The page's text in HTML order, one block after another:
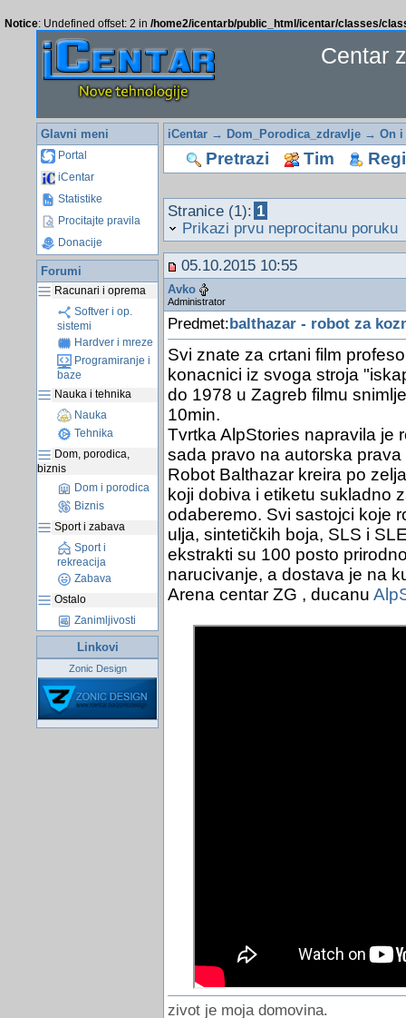
Notice: Undefined offset: 2 in /home2/icentarb/public_html/icentar/classes/
Centar
Glavni meni
Portal
iCentar
Statistike
Procitajte pravila
Donacije
Forumi
Racunari i oprema
Softver i op.
sistemi
Hardver i mreze
Programiranje i
baze
Nauka i tehnika
Nauka
Tehnika
Dom, porodica,
biznis
Dom i porodica
Biznis
Sport i zabava
Sport i
rekreacija
Zabava
Ostalo
Zanimljivosti
Linkovi
Zonic Design
iCentar→ Dom_Porodica_zdravlje→ On i
Pretrazi Tim
Stranice (1): 1
Prikazi prvu neprocitanu poruku
05.10.2015 10:55
Avko
Administrator
Predmet: balthazar - robot za
Svi znate za crtani film
konacnici iz svoga stroja
do 1978 u Zagreb filmu
10min.
Tvrtka AlpStories napravila je
sada pravo na autorska
Robot Balthazar kreira po
koji dobiva i etiketu sukladno
odaberemo. Svi sastojci koje
ulja, sintetičkih boja, SLS i
ekstrakti su 100 posto
narucivanje, a dostava je na
Arena centar ZG , ducanu
zivot je moja domovina.